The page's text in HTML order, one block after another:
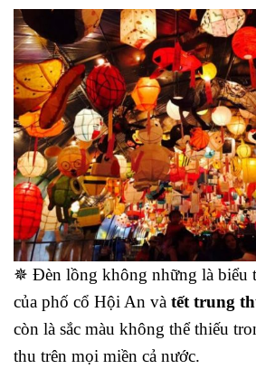
✵ Đèn lồng không những là biểu
của phố cổ Hội An và tết trung
còn là sắc màu không thể thiếu
thu trên mọi miền cả nước.